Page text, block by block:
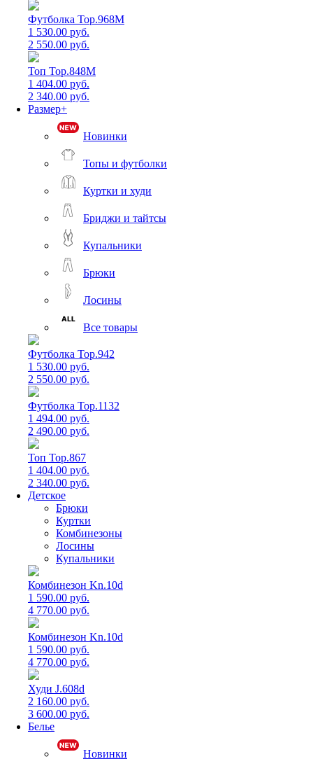
Футболка Top.968M
1 530.00 руб.
2 550.00 руб.
Топ Top.848M
1 404.00 руб.
2 340.00 руб.
Размер+
Новинки
Топы и футболки
Куртки и худи
Бриджи и тайтсы
Купальники
Брюки
Лосины
Все товары
Футболка Top.942
1 530.00 руб.
2 550.00 руб.
Футболка Top.1132
1 494.00 руб.
2 490.00 руб.
Топ Top.867
1 404.00 руб.
2 340.00 руб.
Детское
Брюки
Куртки
Комбинезоны
Лосины
Купальники
Комбинезон Kn.10d
1 590.00 руб.
4 770.00 руб.
Комбинезон Kn.10d
1 590.00 руб.
4 770.00 руб.
Худи J.608d
2 160.00 руб.
3 600.00 руб.
Белье
Новинки